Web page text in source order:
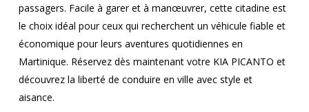
passagers. Facile à garer et à manœuvrer, cette citadine est
le choix idéal pour ceux qui recherchent un véhicule fiable et
économique pour leurs aventures quotidiennes en
Martinique. Réservez dès maintenant votre KIA PICANTO et
découvrez la liberté de conduire en ville avec style et
aisance.